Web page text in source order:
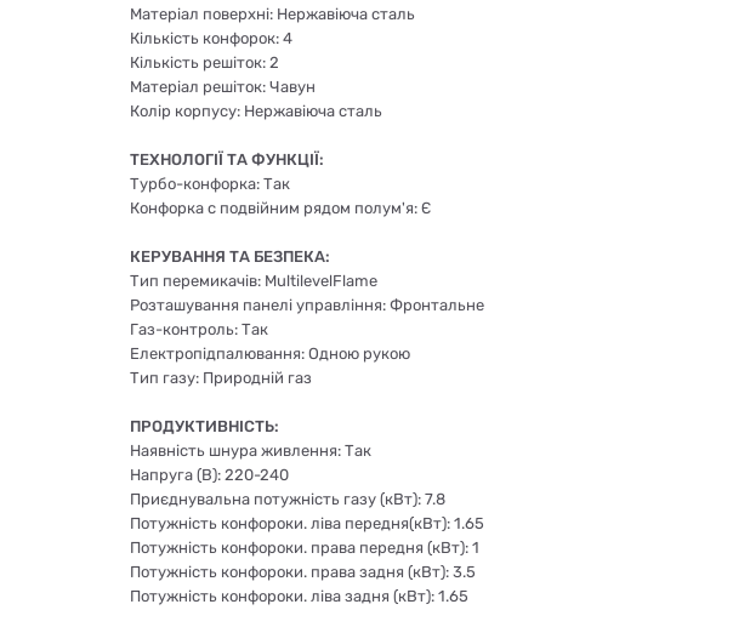
Матеріал поверхні: Нержавіюча сталь
Кількість конфорок: 4
Кількість решіток: 2
Матеріал решіток: Чавун
Колір корпусу: Нержавіюча сталь
ТЕХНОЛОГІЇ ТА ФУНКЦІЇ:
Турбо-конфорка: Так
Конфорка с подвійним рядом полум'я: Є
КЕРУВАННЯ ТА БЕЗПЕКА:
Тип перемикачів: MultilevelFlame
Розташування панелі управління: Фронтальне
Газ-контроль: Так
Електропідпалювання: Одною рукою
Тип газу: Природній газ
ПРОДУКТИВНIСТЬ:
Наявність шнура живлення: Так
Напруга (В): 220-240
Приєднувальна потужність газу (кВт): 7.8
Потужність конфороки. ліва передня(кВт): 1.65
Потужність конфороки. права передня (кВт): 1
Потужність конфороки. права задня (кВт): 3.5
Потужність конфороки. ліва задня (кВт): 1.65